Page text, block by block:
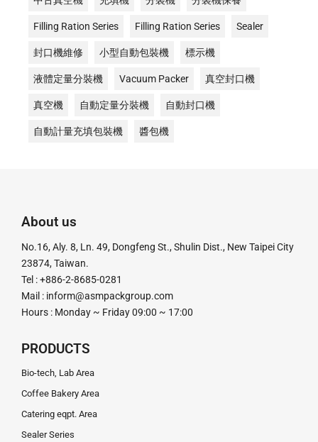
Filling Ration Series Filling Ration Series Sealer
封口機維修 小型自動包裝機 標示機
液體定量分裝機 Vacuum Packer 真空封口機
真空機 自動定量分裝機 自動封口機
自動計量充填包裝機 醬包機
About us
No.16, Aly. 8, Ln. 49, Dongfeng St., Shulin Dist., New Taipei City
23874, Taiwan.
Tel : +886-2-8685-0281
Mail : inform@asmpackgroup.com
Hours : Monday ~ Friday 09:00 ~ 17:00
PRODUCTS
Bio-tech, Lab Area
Coffee Bakery Area
Catering eqpt. Area
Sealer Series